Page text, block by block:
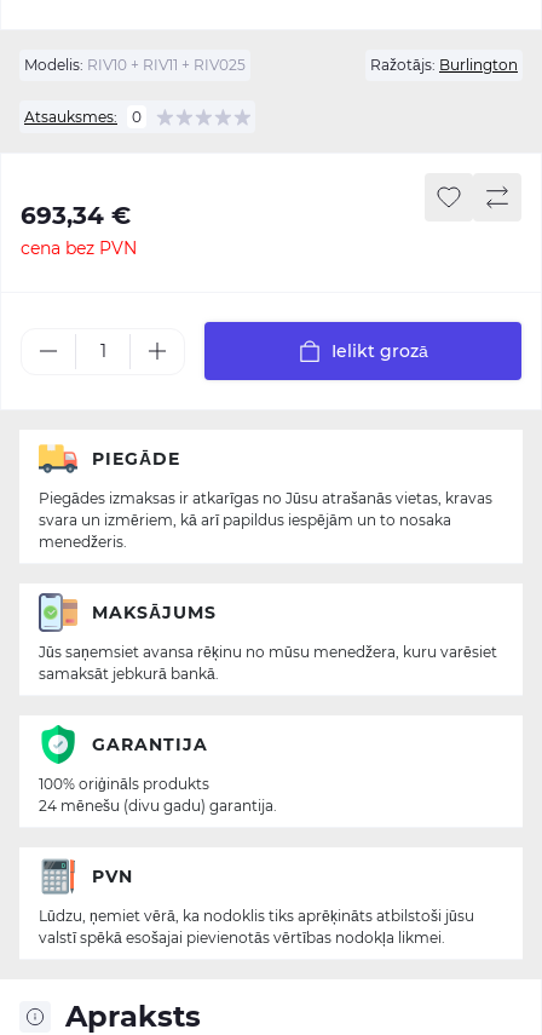
Modelis: RIV10 + RIV11 + RIV025 Ražotājs: Burlington
Atsauksmes: 0
693,34 €
cena bez PVN
Ielikt grozā
Apraksts
PIEGĀDE
Piegādes izmaksas ir atkarīgas no Jūsu atrašanās vietas, kravas
svara un izmēriem, kā arī papildus iespējām un to nosaka
menedžeris.
MAKSĀJUMS
Jūs saņemsiet avansa rēķinu no mūsu menedžera, kuru varēsiet
samaksāt jebkurā bankā.
GARANTIJA
100% oriģināls produkts
24 mēnešu (divu gadu) garantija.
PVN
Lūdzu, ņemiet vērā, ka nodoklis tiks aprēķināts atbilstoši jūsu
valstī spēkā esošajai pievienotās vērtības nodokļa likmei.